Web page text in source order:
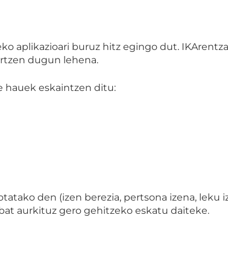
aplikazioari buruz hitz egingo dut.
dugun lehena.
hauek eskaintzen ditu:
den (izen berezia, pertsona izena, leku
aurkituz gero gehitzeko eskatu daiteke.